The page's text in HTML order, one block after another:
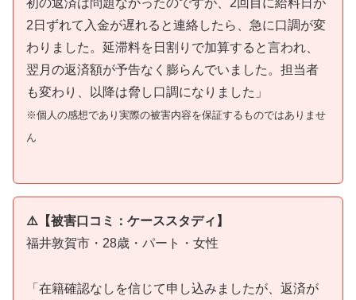
2日ずれて入金が遅れると連絡したら、急に口調が変
わりました。延滞料を日割りで加算すると言われ、
翌月の返済額が予告なく膨らんでいました。担当者
も変わり、以降は脅し口調になりました」
※個人の感想であり実際の被害内容を保証するものではありませ
ん
⚠️【被害口コミ：ケーススタディ】
福井敦賀市・28歳・パート・女性
「在籍確認なしを信じて申し込みましたが、返済が